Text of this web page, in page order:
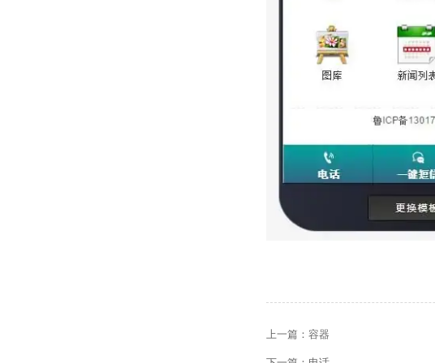
上一篇： 容器